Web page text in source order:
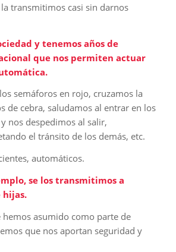
transmitimos casi sin darnos
y tenemos años de
que nos permiten actuar
semáforos en rojo, cruzamos la
de cebra, saludamos al entrar en los
nos despedimos al salir,
el tránsito de los demás, etc.
automáticos.
se los transmitimos a
hijas.
hemos asumido como parte de
que nos aportan seguridad y